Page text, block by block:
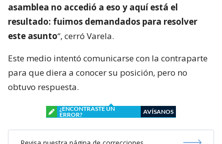
asamblea no accedió a eso y aquí está el
resultado: fuimos demandados para resolver
este asunto“, cerró Varela.
Este medio intentó comunicarse con la contraparte
para que diera a conocer su posición, pero no
obtuvo respuesta.
¿ENCONTRASTE UN
ERROR?
AVÍSANOS